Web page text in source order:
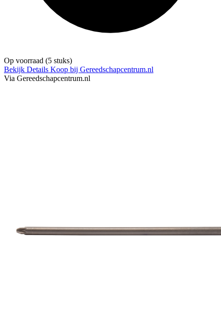
Op voorraad (5 stuks)
Bekijk Details Koop bij Gereedschapcentrum.nl
Via Gereedschapcentrum.nl